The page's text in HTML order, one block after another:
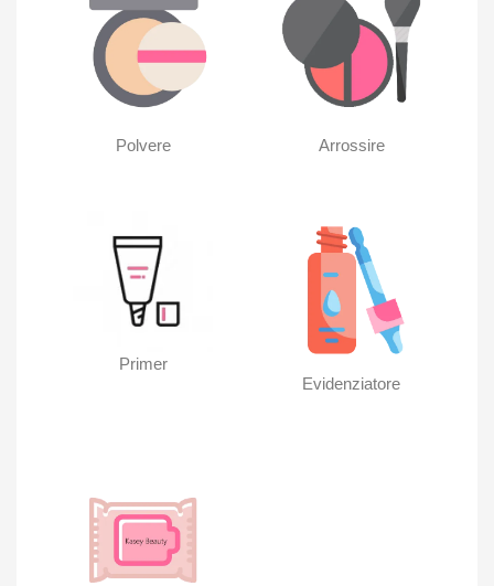
Polvere Arrossire
Primer
Evidenziatore